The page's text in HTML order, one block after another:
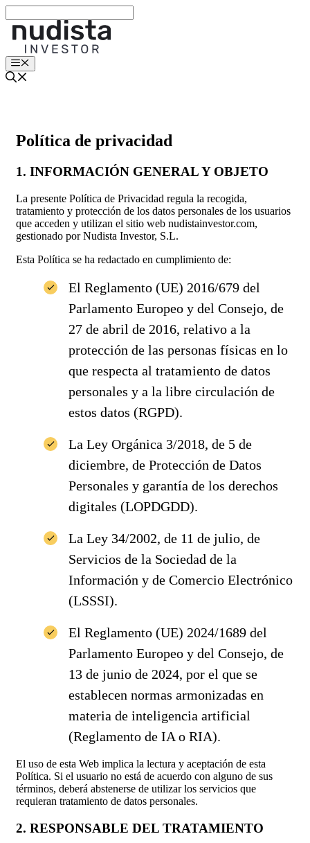
al
contenido
Menú
Política de privacidad
1. INFORMACIÓN GENERAL Y OBJETO
La presente Política de Privacidad regula la recogida,
tratamiento y protección de los datos personales de los usuarios
que acceden y utilizan el sitio web nudistainvestor.com,
gestionado por Nudista Investor, S.L.
Esta Política se ha redactado en cumplimiento de:
El Reglamento (UE) 2016/679 del
Parlamento Europeo y del Consejo, de
27 de abril de 2016, relativo a la
protección de las personas físicas en lo
que respecta al tratamiento de datos
personales y a la libre circulación de
estos datos (RGPD).
La Ley Orgánica 3/2018, de 5 de
diciembre, de Protección de Datos
Personales y garantía de los derechos
digitales (LOPDGDD).
La Ley 34/2002, de 11 de julio, de
Servicios de la Sociedad de la
Información y de Comercio Electrónico
(LSSSI).
El Reglamento (UE) 2024/1689 del
Parlamento Europeo y del Consejo, de
13 de junio de 2024, por el que se
establecen normas armonizadas en
materia de inteligencia artificial
(Reglamento de IA o RIA).
El uso de esta Web implica la lectura y aceptación de esta
Política. Si el usuario no está de acuerdo con alguno de sus
términos, deberá abstenerse de utilizar los servicios que
requieran tratamiento de datos personales.
2. RESPONSABLE DEL TRATAMIENTO